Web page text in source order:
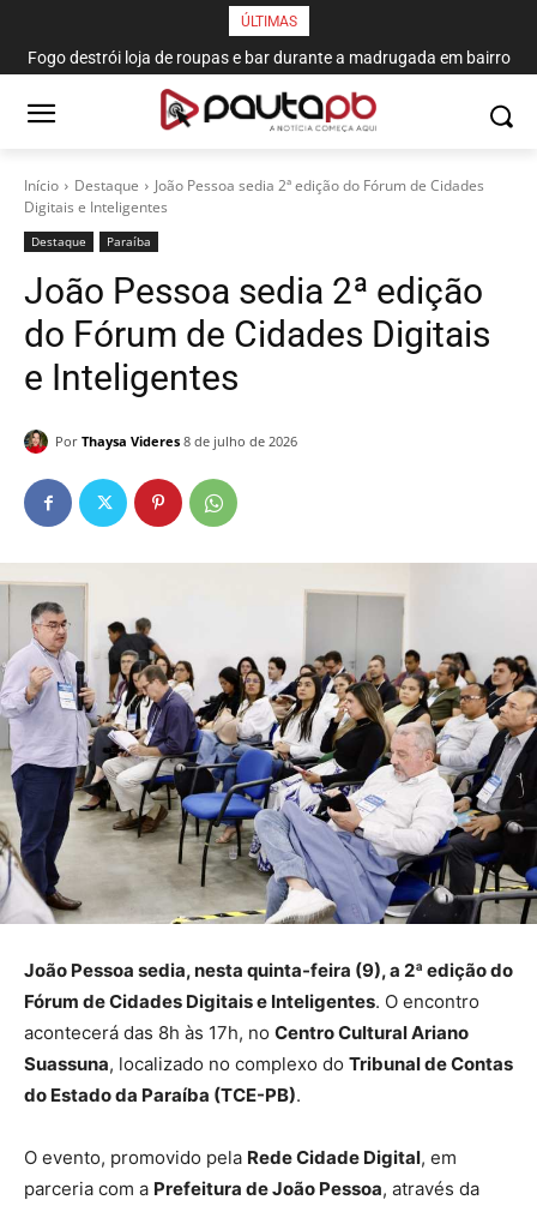
ÚLTIMAS
Fogo destrói loja de roupas e bar durante a madrugada em bairro
de João Pessoa
Início Destaque
João Pessoa sedia 2ª edição do Fórum de Cidades
Digitais e Inteligentes
Destaque Paraí­ba
João Pessoa sedia 2ª edição
do Fórum de Cidades Digitais
e Inteligentes
Por Thaysa Videres 8 de julho de 2026
João Pessoa sedia, nesta quinta-feira (9), a 2ª edição do
Fórum de Cidades Digitais e Inteligentes. O encontro
acontecerá das 8h às 17h, no Centro Cultural Ariano
Suassuna, localizado no complexo do Tribunal de Contas
do Estado da Paraíba (TCE-PB).
O evento, promovido pela Rede Cidade Digital, em
parceria com a Prefeitura de João Pessoa, através da